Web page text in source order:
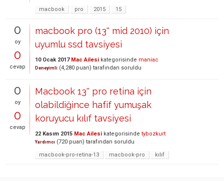
macbook
pro 2015 15
0
oy
0
cevap
macbook pro (13'' mid 2010) için
uyumlu ssd tavsiyesi
10 Ocak 2017 Mac Ailesi kategorisinde maniac
Deneyimli (4,280 puan) tarafından soruldu
0
oy
0
cevap
Macbook 13'' pro retina için
olabildiğince hafif yumuşak
koruyucu kılıf tavsiyesi
22 Kasım 2015 Mac Ailesi kategorisinde tybozkurt
Yardımcı (720 puan) tarafından soruldu
macbook-pro-retina-13
macbook-pro kılıf